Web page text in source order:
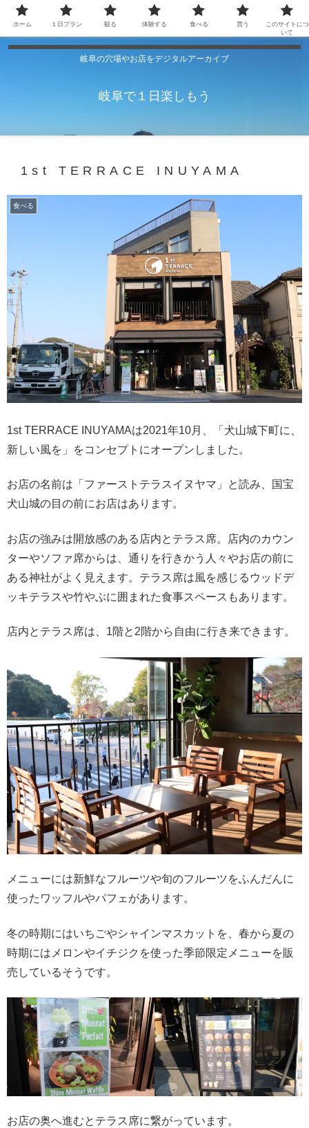
岐阜の穴場やお店をデジタルアーカイブ
岐阜で１日楽しもう
1st TERRACE INUYAMA
食べる
1st TERRACE INUYAMAは2021年10月、「犬山城下町に、
新しい風を」をコンセプトにオープンしました。
お店の名前は「ファーストテラスイヌヤマ」と読み、国宝
犬山城の目の前にお店はあります。
お店の強みは開放感のある店内とテラス席。店内のカウン
ターやソファ席からは、通りを行きかう人々やお店の前に
ある神社がよく見えます。テラス席は風を感じるウッドデ
ッキテラスや竹やぶに囲まれた食事スペースもあります。
店内とテラス席は、1階と2階から自由に行き来できます。
メニューには新鮮なフルーツや旬のフルーツをふんだんに
使ったワッフルやパフェがあります。
冬の時期にはいちごやシャインマスカットを、春から夏の
時期にはメロンやイチジクを使った季節限定メニューを販
売しているそうです。
お店の奥へ進むとテラス席に繋がっています。
ホーム １日プラン 観る 体験する 食べる 買う
このサイトにつ
いて